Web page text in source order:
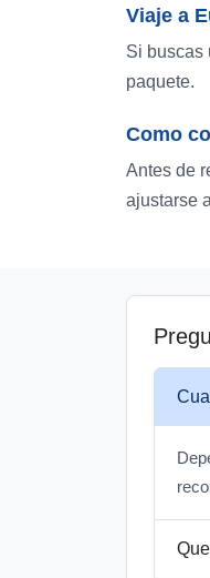
Viaje a
Si buscas
paquete.
Como
Antes de
ajustarse